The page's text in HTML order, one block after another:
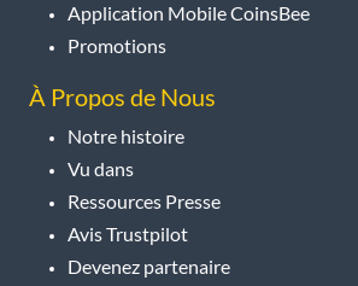
Application Mobile CoinsBee
Promotions
À Propos de Nous
Notre histoire
Vu dans
Ressources Presse
Avis Trustpilot
Devenez partenaire